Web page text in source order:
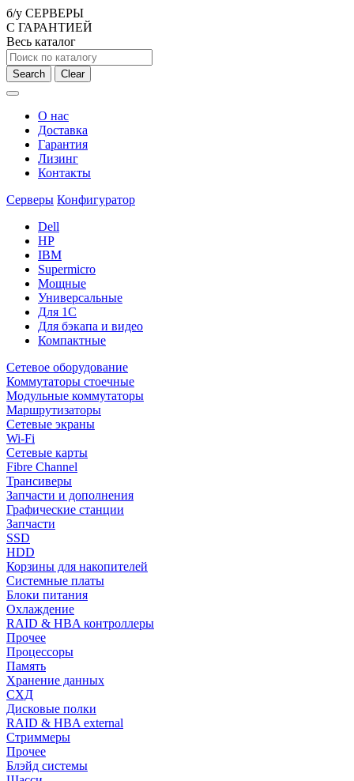
б/у СЕРВЕРЫ
С ГАРАНТИЕЙ
Весь каталог
Search Clear
О нас
Доставка
Гарантия
Лизинг
Контакты
Серверы Конфигуратор
Dell
HP
IBM
Supermicro
Мощные
Универсальные
Для 1С
Для бэкапа и видео
Компактные
Сетевое оборудование
Коммутаторы стоечные
Модульные коммутаторы
Маршрутизаторы
Сетевые экраны
Wi-Fi
Сетевые карты
Fibre Channel
Трансиверы
Запчасти и дополнения
Графические станции
Запчасти
SSD
HDD
Корзины для накопителей
Системные платы
Блоки питания
Охлаждение
RAID & HBA контроллеры
Прочее
Процессоры
Память
Хранение данных
СХД
Дисковые полки
RAID & HBA external
Стриммеры
Прочее
Блэйд системы